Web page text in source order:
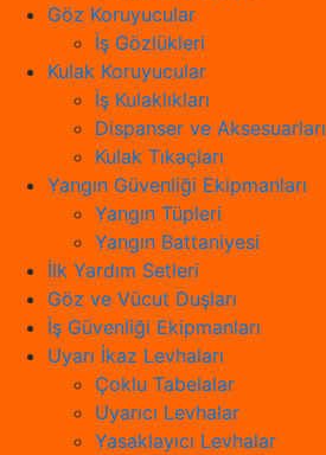
Göz Koruyucular
İş Gözlükleri
Kulak Koruyucular
İş Kulaklıkları
Dispanser ve Aksesuarları
Kulak Tıkaçları
Yangın Güvenliği Ekipmanları
Yangın Tüpleri
Yangın Battaniyesi
İlk Yardım Setleri
Göz ve Vücut Duşları
İş Güvenliği Ekipmanları
Uyarı İkaz Levhaları
Çoklu Tabelalar
Uyarıcı Levhalar
Yasaklayıcı Levhalar